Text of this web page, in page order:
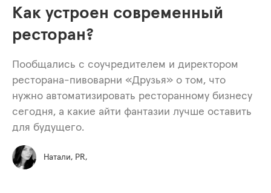
Как устроен современный
ресторан?
Пообщались с соучредителем и директором
ресторана-пивоварни «Друзья» о том, что
нужно автоматизировать ресторанному бизнесу
сегодня, а какие айти фантазии лучше оставить
для будущего.
Натали, PR,